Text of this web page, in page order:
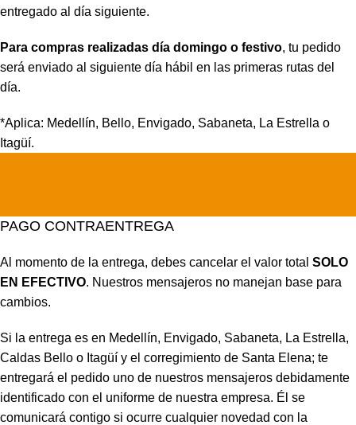
entregado al día siguiente.
Para compras realizadas día domingo o festivo, tu pedido
será enviado al siguiente día hábil en las primeras rutas del
día.
*Aplica: Medellín, Bello, Envigado, Sabaneta, La Estrella o
Itagüí.
PAGO CONTRAENTREGA
Al momento de la entrega, debes cancelar el valor total SOLO
EN EFECTIVO. Nuestros mensajeros no manejan base para
cambios.
Si la entrega es en Medellín, Envigado, Sabaneta, La Estrella,
Caldas Bello o Itagüí y el corregimiento de Santa Elena; te
entregará el pedido uno de nuestros mensajeros debidamente
identificado con el uniforme de nuestra empresa. Él se
comunicará contigo si ocurre cualquier novedad con la